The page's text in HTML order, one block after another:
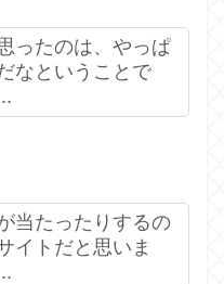
ったのは、やっぱ
なということで
当たったりするの
イトだと思いま